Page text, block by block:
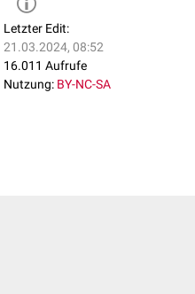
Letzter Edit:
21.03.2024, 08:52
16.011 Aufrufe
Nutzung: BY-NC-SA